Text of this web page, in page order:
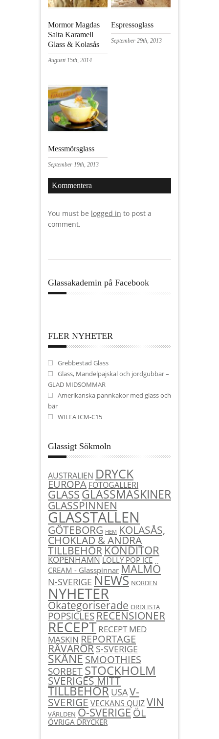
Mormor Magdas
Salta Karamell
Glass & Kolasås
Augusti 15th, 2014
Espressoglass
September 29th, 2013
Messmörsglass
September 19th, 2013
Kommentera
You must be logged in to post a
comment.
Glassakademin på Facebook
FLER NYHETER
Grebbestad Glass
Glass, Mandelpajskal och jordgubbar –
GLAD MIDSOMMAR
Amerikanska pannkakor med glass och
bär
WILFA ICM-C15
Glassigt Sökmoln
AUSTRALIEN DRYCK
EUROPA FOTOGALLERI
GLASSGLASSMASKINER
GLASSPINNEN
GLASSTÄLLEN
GÖTEBORG HEM KOLASÅS,
CHOKLAD & ANDRA
TILLBEHÖRKONDITOR
KÖPENHAMN LOLLY POP ICE
CREAM - Glasspinnar MALMÖ
N-SVERIGE NEWS NORDEN
NYHETER
Okategoriserade ORDLISTA
POPSICLESRECENSIONER
RECEPT RECEPT MED
MASKIN REPORTAGE
RÅVARORS-SVERIGE
SKÅNESMOOTHIES
SORBETSTOCKHOLM
SVERIGES MITT
TILLBEHÖR USAV-
SVERIGEVECKANS QUIZVIN
VÄRLDEN Ö-SVERIGEÖL
ÖVRIGA DRYCKER